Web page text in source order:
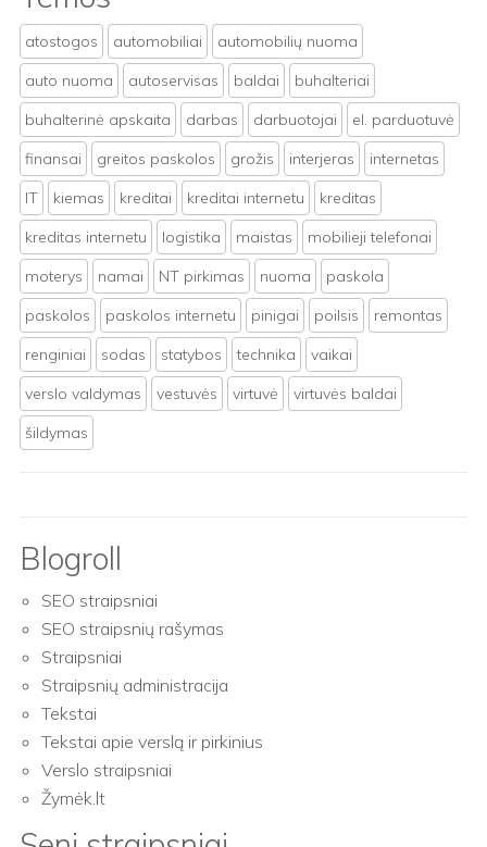
atostogos automobiliai
automobilių nuoma
auto nuoma
autoservisas baldai
buhalteriai
buhalterinė apskaita
darbas darbuotojai
el. parduotuvė
finansai
greitos paskolos grožis interjeras
internetas
IT
kiemas kreditai kreditai internetu
kreditas
kreditas internetu
logistika maistas
mobilieji telefonai
moterys
namai NT pirkimas nuoma
paskola
paskolos
paskolos internetu pinigai poilsis
remontas
renginiai
sodas statybos technika
vaikai
verslo valdymas
vestuvės virtuvė
virtuvės baldai
šildymas
Blogroll
SEO straipsniai
SEO straipsnių rašymas
Straipsniai
Straipsnių administracija
Tekstai
Tekstai apie verslą ir pirkinius
Verslo straipsniai
Žymėk.lt